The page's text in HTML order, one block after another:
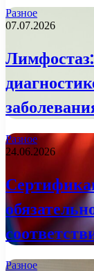
Разное
07.07.2026
Разное
24.06.2026
Разное